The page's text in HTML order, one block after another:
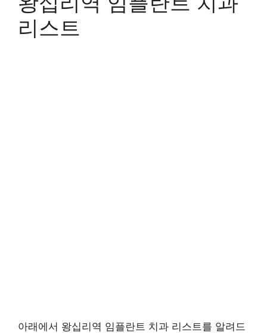
리스트
아래에서 왕십리역 임플란트 치과 리스트를 알려드